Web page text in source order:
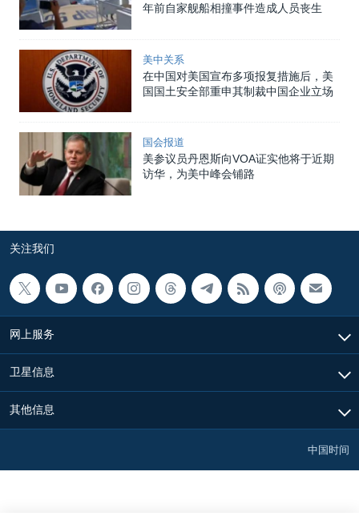
年前自家舰船相撞事件造成人员丧生
美中关系
在中国对美国宣布多项报复措施后，美
国国土安全部重申其制裁中国企业立场
国会报道
美参议员丹恩斯向VOA证实他将于近期
访华，为美中峰会铺路
关注我们
网上服务
卫星信息
其他信息
中国时间